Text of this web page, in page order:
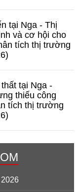
tại Nga - Thị
và cơ hội cho
tích thị trường
tại Nga -
thiếu công
tích thị trường